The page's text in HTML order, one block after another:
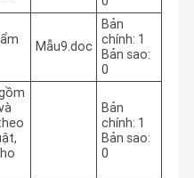
Mẫu9.doc
Bản
chính: 1
Bản sao:
0
Bản
chính: 1
Bản sao:
0